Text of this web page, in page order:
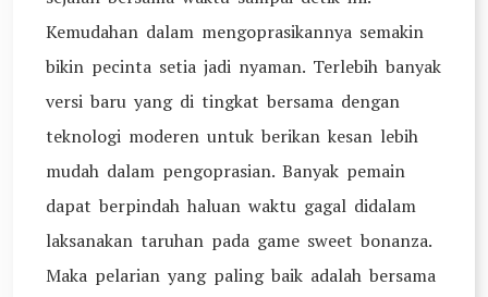
Kemudahan dalam mengoprasikannya semakin
bikin pecinta setia jadi nyaman. Terlebih banyak
versi baru yang di tingkat bersama dengan
teknologi moderen untuk berikan kesan lebih
mudah dalam pengoprasian. Banyak pemain
dapat berpindah haluan waktu gagal didalam
laksanakan taruhan pada game sweet bonanza.
Maka pelarian yang paling baik adalah bersama